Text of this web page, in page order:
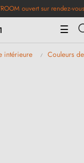
ouvert sur rendez-vous
la
☰
intérieure Couleurs